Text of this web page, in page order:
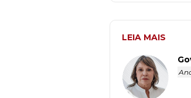
LEIA MAIS